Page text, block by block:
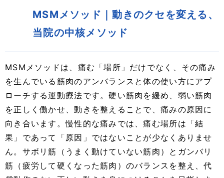
MSMメソッド｜動きのクセを変える、
当院の中核メソッド
MSMメソッドは、痛む「場所」だけでなく、その痛み
を生んでいる筋肉のアンバランスと体の使い方にアプ
ローチする運動療法です。硬い筋肉を緩め、弱い筋肉
を正しく働かせ、動きを整えることで、痛みの原因に
向き合います。慢性的な痛みでは、痛む場所は「結
果」であって「原因」ではないことが少なくありませ
ん。サボリ筋（うまく動けていない筋肉）とガンバリ
筋（疲労して硬くなった筋肉）のバランスを整え、代